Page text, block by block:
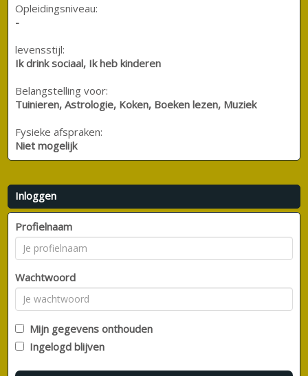
Opleidingsniveau:
-
levensstijl:
Ik drink sociaal, Ik heb kinderen
Belangstelling voor:
Tuinieren, Astrologie, Koken, Boeken lezen, Muziek
Fysieke afspraken:
Niet mogelijk
Inloggen
Profielnaam
Wachtwoord
Mijn gegevens onthouden
Ingelogd blijven